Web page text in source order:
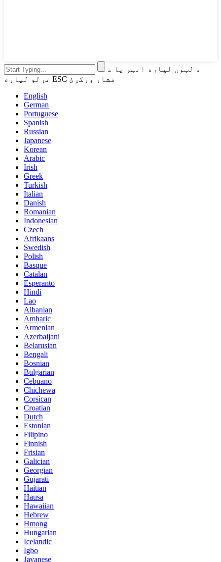
د لټون لپاره انټر یا د
تړلو لپاره ESC فشار ورکړئ
English
German
Portuguese
Spanish
Russian
Japanese
Korean
Arabic
Irish
Greek
Turkish
Italian
Danish
Romanian
Indonesian
Czech
Afrikaans
Swedish
Polish
Basque
Catalan
Esperanto
Hindi
Lao
Albanian
Amharic
Armenian
Azerbaijani
Belarusian
Bengali
Bosnian
Bulgarian
Cebuano
Chichewa
Corsican
Croatian
Dutch
Estonian
Filipino
Finnish
Frisian
Galician
Georgian
Gujarati
Haitian
Hausa
Hawaiian
Hebrew
Hmong
Hungarian
Icelandic
Igbo
Javanese